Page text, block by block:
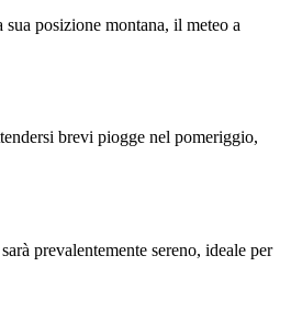
posizione montana, il meteo a
brevi piogge nel pomeriggio,
prevalentemente sereno, ideale per